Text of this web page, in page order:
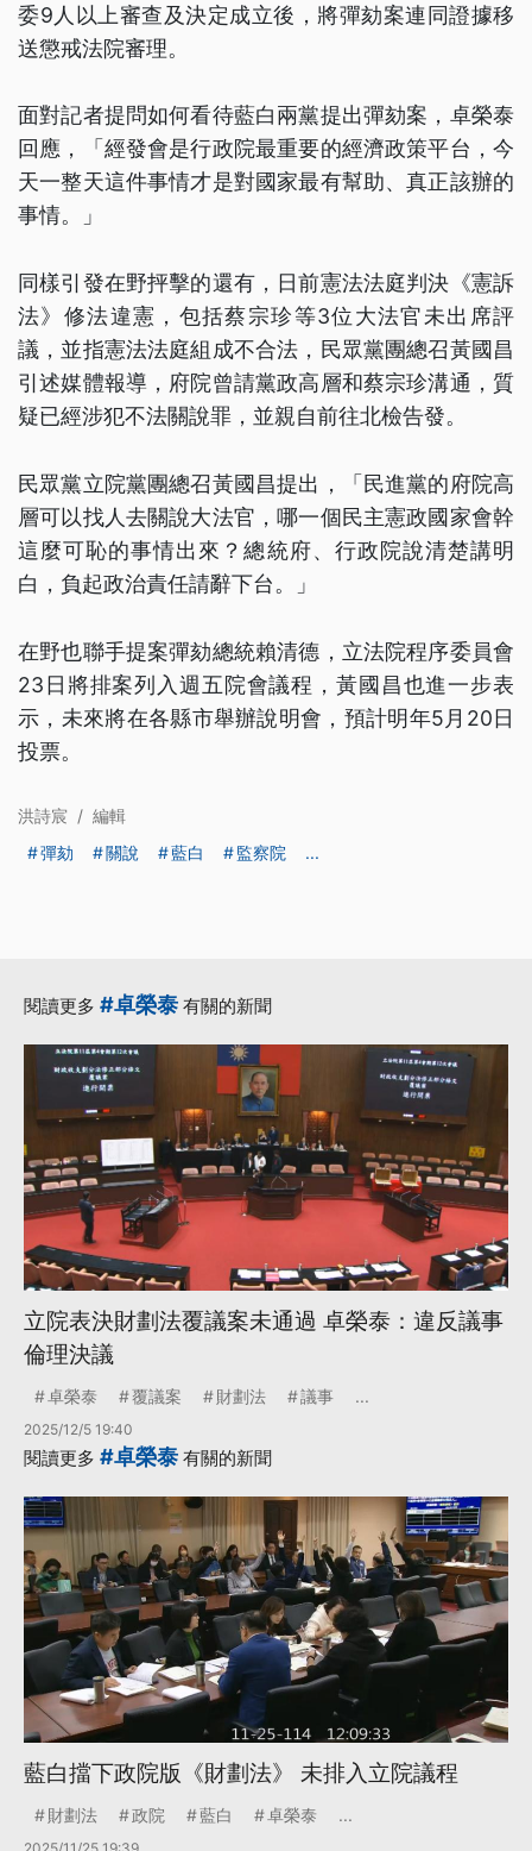
委9人以上審查及決定成立後，將彈劾案連同證據移
送懲戒法院審理。
面對記者提問如何看待藍白兩黨提出彈劾案，卓榮泰
回應，「經發會是行政院最重要的經濟政策平台，今
天一整天這件事情才是對國家最有幫助、真正該辦的
事情。」
同樣引發在野抨擊的還有，日前憲法法庭判決《憲訴
法》修法違憲，包括蔡宗珍等3位大法官未出席評
議，並指憲法法庭組成不合法，民眾黨團總召黃國昌
引述媒體報導，府院曾請黨政高層和蔡宗珍溝通，質
疑已經涉犯不法關說罪，並親自前往北檢告發。
民眾黨立院黨團總召黃國昌提出，「民進黨的府院高
層可以找人去關說大法官，哪一個民主憲政國家會幹
這麼可恥的事情出來？總統府、行政院說清楚講明
白，負起政治責任請辭下台。」
在野也聯手提案彈劾總統賴清德，立法院程序委員會
23日將排案列入週五院會議程，黃國昌也進一步表
示，未來將在各縣市舉辦說明會，預計明年5月20日
投票。
洪詩宸 / 編輯
彈劾
關說 藍白 監察院 ...
閱讀更多 #卓榮泰 有關的新聞
立院表決財劃法覆議案未通過 卓榮泰：違反議事
倫理決議
卓榮泰 覆議案 財劃法 議事 ...
2025/12/5 19:40
閱讀更多 #卓榮泰 有關的新聞
藍白擋下政院版《財劃法》 未排入立院議程
財劃法 政院 藍白 卓榮泰 ...
2025/11/25 19:39